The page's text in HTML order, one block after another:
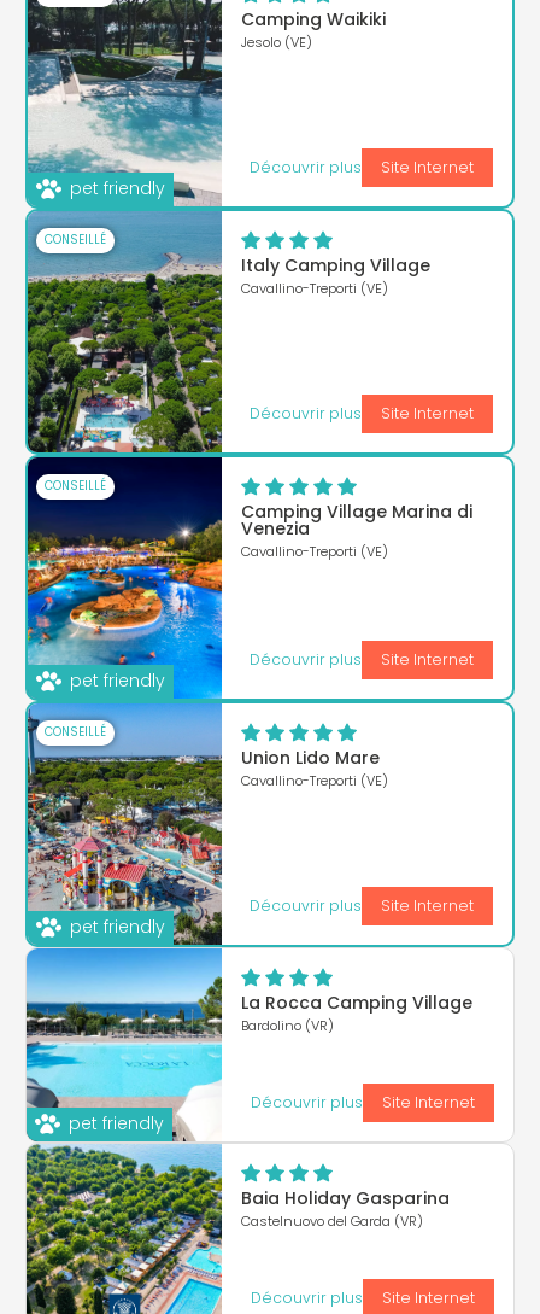
pet friendly
Camping Waikiki
Jesolo (VE)
Découvrir plus Site Internet
CONSEILLÉ
Italy Camping Village
Cavallino-Treporti (VE)
Découvrir plus Site Internet
CONSEILLÉ
pet friendly
Camping Village Marina di
Venezia
Cavallino-Treporti (VE)
Découvrir plus Site Internet
CONSEILLÉ
pet friendly
Union Lido Mare
Cavallino-Treporti (VE)
Découvrir plus Site Internet
pet friendly
La Rocca Camping Village
Bardolino (VR)
Découvrir plus Site Internet
Baia Holiday Gasparina
Castelnuovo del Garda (VR)
Découvrir plus Site Internet